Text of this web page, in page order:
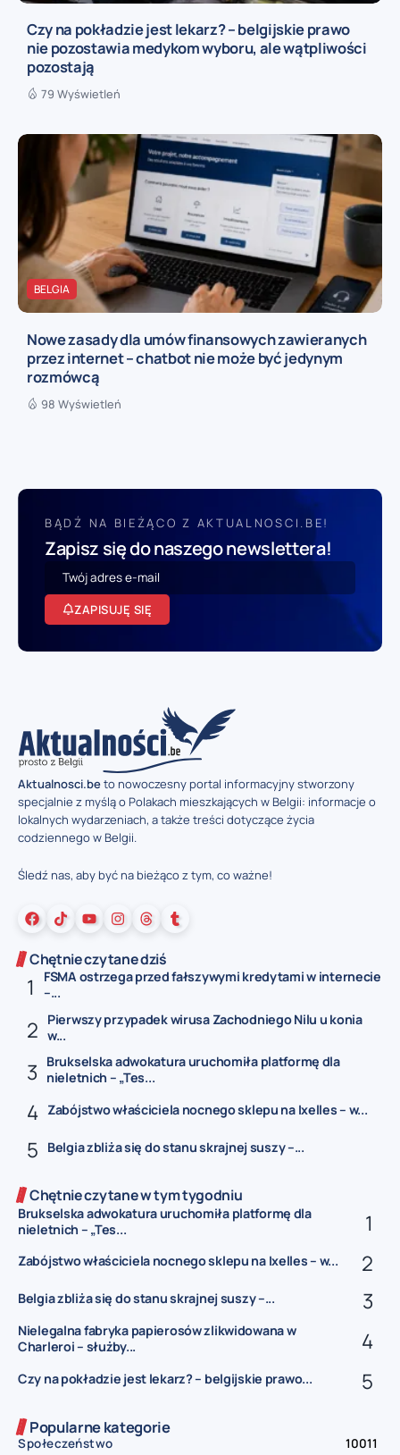
Czy na pokładzie jest lekarz? – belgijskie prawo
nie pozostawia medykom wyboru, ale wątpliwości
pozostają
79 Wyświetleń
BELGIA
Nowe zasady dla umów finansowych zawieranych
przez internet – chatbot nie może być jedynym
rozmówcą
98 Wyświetleń
BĄDŹ NA BIEŻĄCO Z AKTUALNOSCI.BE!
Zapisz się do naszego newslettera!
ZAPISUJĘ SIĘ
Aktualnosci.beto nowoczesny portal informacyjny stworzony
specjalnie z myślą o Polakach mieszkających w Belgii: informacje o
lokalnych wydarzeniach, a także treści dotyczące życia
codziennego w Belgii.
Śledź nas, aby być na bieżąco z tym, co ważne!
Chętnie czytane dziś
FSMA ostrzega przed fałszywymi kredytami w internecie
–...
Pierwszy przypadek wirusa Zachodniego Nilu u konia
w...
Brukselska adwokatura uruchomiła platformę dla
nieletnich – „Tes...
Zabójstwo właściciela nocnego sklepu na Ixelles – w...
Belgia zbliża się do stanu skrajnej suszy –...
Chętnie czytane w tym tygodniu
Brukselska adwokatura uruchomiła platformę dla
nieletnich – „Tes...
Zabójstwo właściciela nocnego sklepu na Ixelles – w...
Belgia zbliża się do stanu skrajnej suszy –...
Nielegalna fabryka papierosów zlikwidowana w
Charleroi – służby...
Czy na pokładzie jest lekarz? – belgijskie prawo...
Popularne kategorie
Społeczeństwo 10011